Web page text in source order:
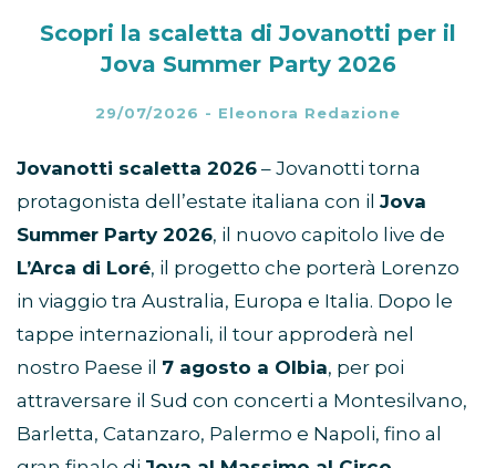
Scopri la scaletta di Jovanotti per il
Jova Summer Party 2026
29/07/2026 - Eleonora Redazione
Jovanotti scaletta 2026 – Jovanotti torna
protagonista dell’estate italiana con il Jova
Summer Party 2026, il nuovo capitolo live de
L’Arca di Loré, il progetto che porterà Lorenzo
in viaggio tra Australia, Europa e Italia. Dopo le
tappe internazionali, il tour approderà nel
nostro Paese il 7 agosto a Olbia, per poi
attraversare il Sud con concerti a Montesilvano,
Barletta, Catanzaro, Palermo e Napoli, fino al